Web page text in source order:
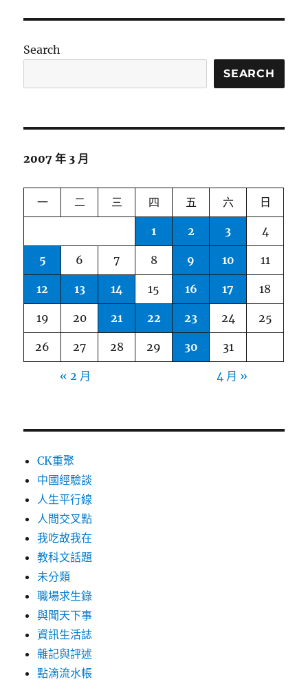
Search
SEARCH
2007 年 3 月
一 二 三 四 五 六 日
1 2 3 4
5 6 7 8 9 10 11
12 13 14 15 16 17 18
19 20 21 22 23 24 25
26 27 28 29 30 31
« 2 月 4 月 »
CK重聚
中國經驗談
人生平行線
人間交叉點
我吃故我在
教科文話題
未分類
職場求生錄
與聞天下事
資訊生活誌
雜記與評述
點滴流水帳